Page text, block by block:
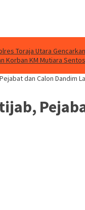
Toraja Utara
Korban KM Mutiara
dan Calon Dandim